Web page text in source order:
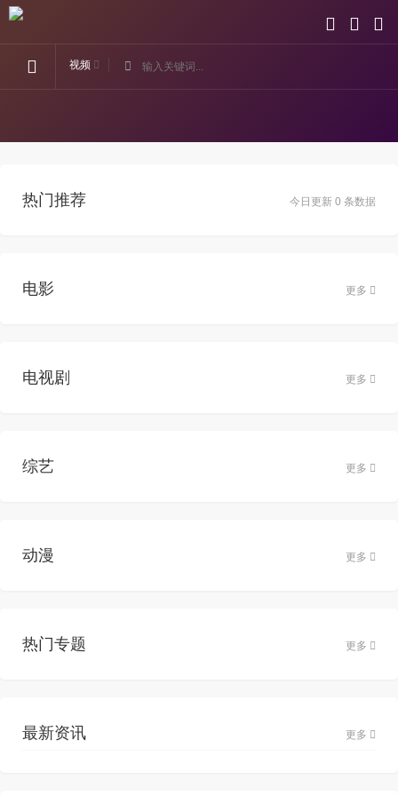
视频
今日更新 0 条数据
热门推荐
电影 更多
电视剧 更多
综艺 更多
动漫 更多
热门专题 更多
最新资讯 更多